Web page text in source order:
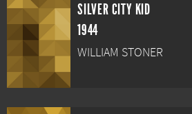
SILVER CITY KID
1944
WILLIAM STONER